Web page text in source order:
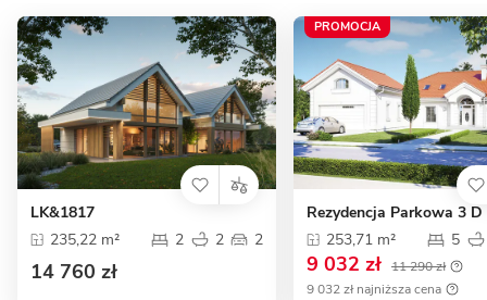
LK&1817
235,22 m²
2 2 2
14 760 zł
PROMOCJA
Rezydencja Parkowa 3 D
253,71 m²
5
9 032 zł 11 290 zł
9 032 zł najniższa cena